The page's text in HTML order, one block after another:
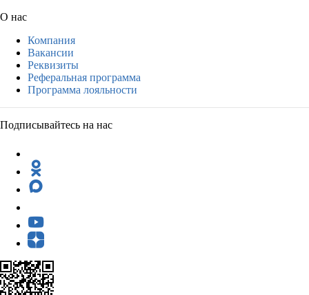
О нас
Компания
Вакансии
Реквизиты
Реферальная программа
Программа лояльности
Подписывайтесь на нас